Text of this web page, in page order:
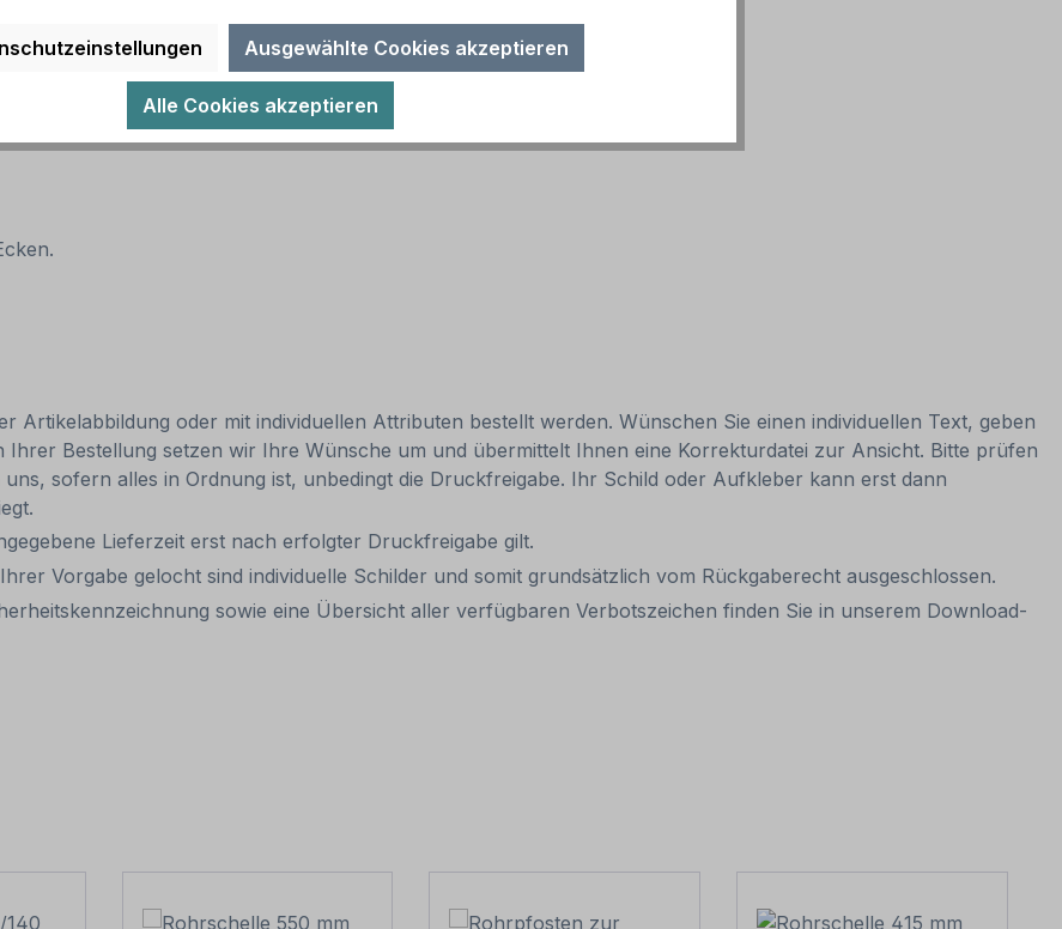
Artikelabbildung oder mit individuellen Attributen bestellt werden. Wünschen Sie einen individuellen Text, geben
Ihrer Bestellung setzen wir Ihre Wünsche um und übermittelt Ihnen eine Korrekturdatei zur Ansicht. Bitte prüfen
sofern alles in Ordnung ist, unbedingt die Druckfreigabe. Ihr Schild oder Aufkleber kann erst dann
Lieferzeit erst nach erfolgter Druckfreigabe gilt.
Vorgabe gelocht sind individuelle Schilder und somit grundsätzlich vom Rückgaberecht ausgeschlossen.
sowie eine Übersicht aller verfügbaren Verbotszeichen finden Sie in unserem Download-
Ausgewählte Cookies akzeptieren
Alle Cookies akzeptieren